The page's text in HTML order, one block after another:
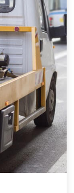
Vul
auto's van
Audi, BMW,
Hyundai,
Nissan, Opel,
Suzuki, Tesla,